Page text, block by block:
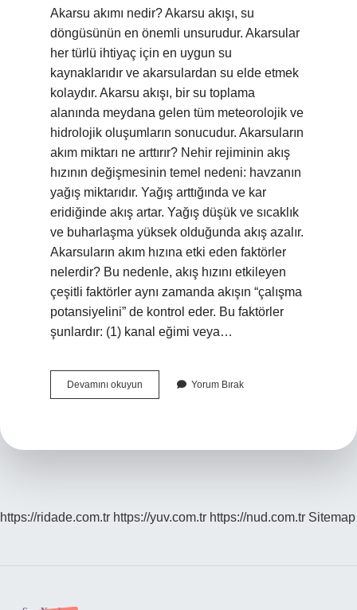
Akarsu akımı nedir? Akarsu akışı, su
döngüsünün en önemli unsurudur. Akarsular
her türlü ihtiyaç için en uygun su
kaynaklarıdır ve akarsulardan su elde etmek
kolaydır. Akarsu akışı, bir su toplama
alanında meydana gelen tüm meteorolojik ve
hidrolojik oluşumların sonucudur. Akarsuların
akım miktarı ne arttırır? Nehir rejiminin akış
hızının değişmesinin temel nedeni: havzanın
yağış miktarıdır. Yağış arttığında ve kar
eridiğinde akış artar. Yağış düşük ve sıcaklık
ve buharlaşma yüksek olduğunda akış azalır.
Akarsuların akım hızına etki eden faktörler
nelerdir? Bu nedenle, akış hızını etkileyen
çeşitli faktörler aynı zamanda akışın “çalışma
potansiyelini” de kontrol eder. Bu faktörler
şunlardır: (1) kanal eğimi veya…
Devamını okuyun
Akarsuyun
Yorum Bırak
https://ridade.com.tr https://yuv.com.tr https://nud.com.tr Sitemap